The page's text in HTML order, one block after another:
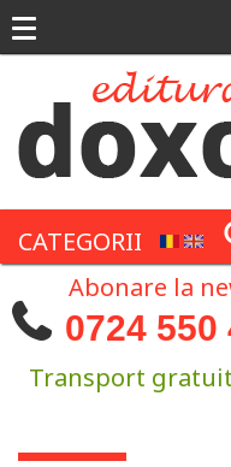
CATEGORII
Abonare la
0724 550
Transport